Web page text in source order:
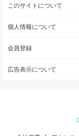
このサイトについて
個人情報について
会員登録
広告表示について